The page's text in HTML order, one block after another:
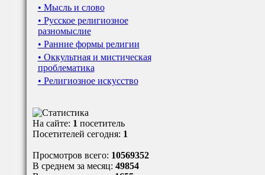
• Мысль и слово
• Русское религиозное
разномыслие
• Ранние формы религии
• Оккультная и мистическая
проблематика
• Религиозное искусство
На сайте: 1 посетитель
Посетителей сегодня: 1
Просмотров всего: 10569352
В среднем за месяц: 49854